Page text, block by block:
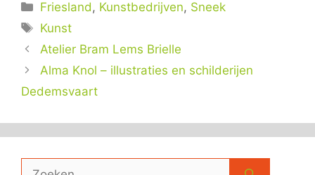
Categorieën
Friesland , Kunstbedrijven, Sneek
Tags
Kunst
Atelier Bram Lems Brielle
Alma Knol – illustraties en schilderijen
Dedemsvaart